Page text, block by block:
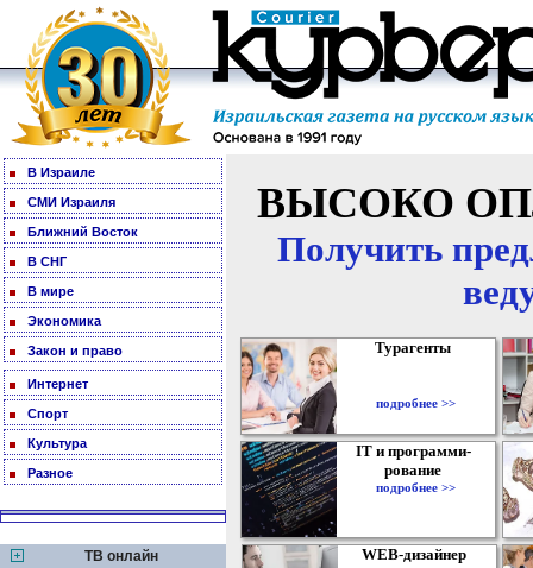
В Израиле
СМИ Израиля
Ближний Восток
В СНГ
В мире
Экономика
Закон и право
Интернет
Спорт
Культура
Разное
ТВ онлайн
ВЫСОКО
Получить
Турагенты
подробнее >>
IT и программи-
рование
подробнее >>
WEB-дизайнер